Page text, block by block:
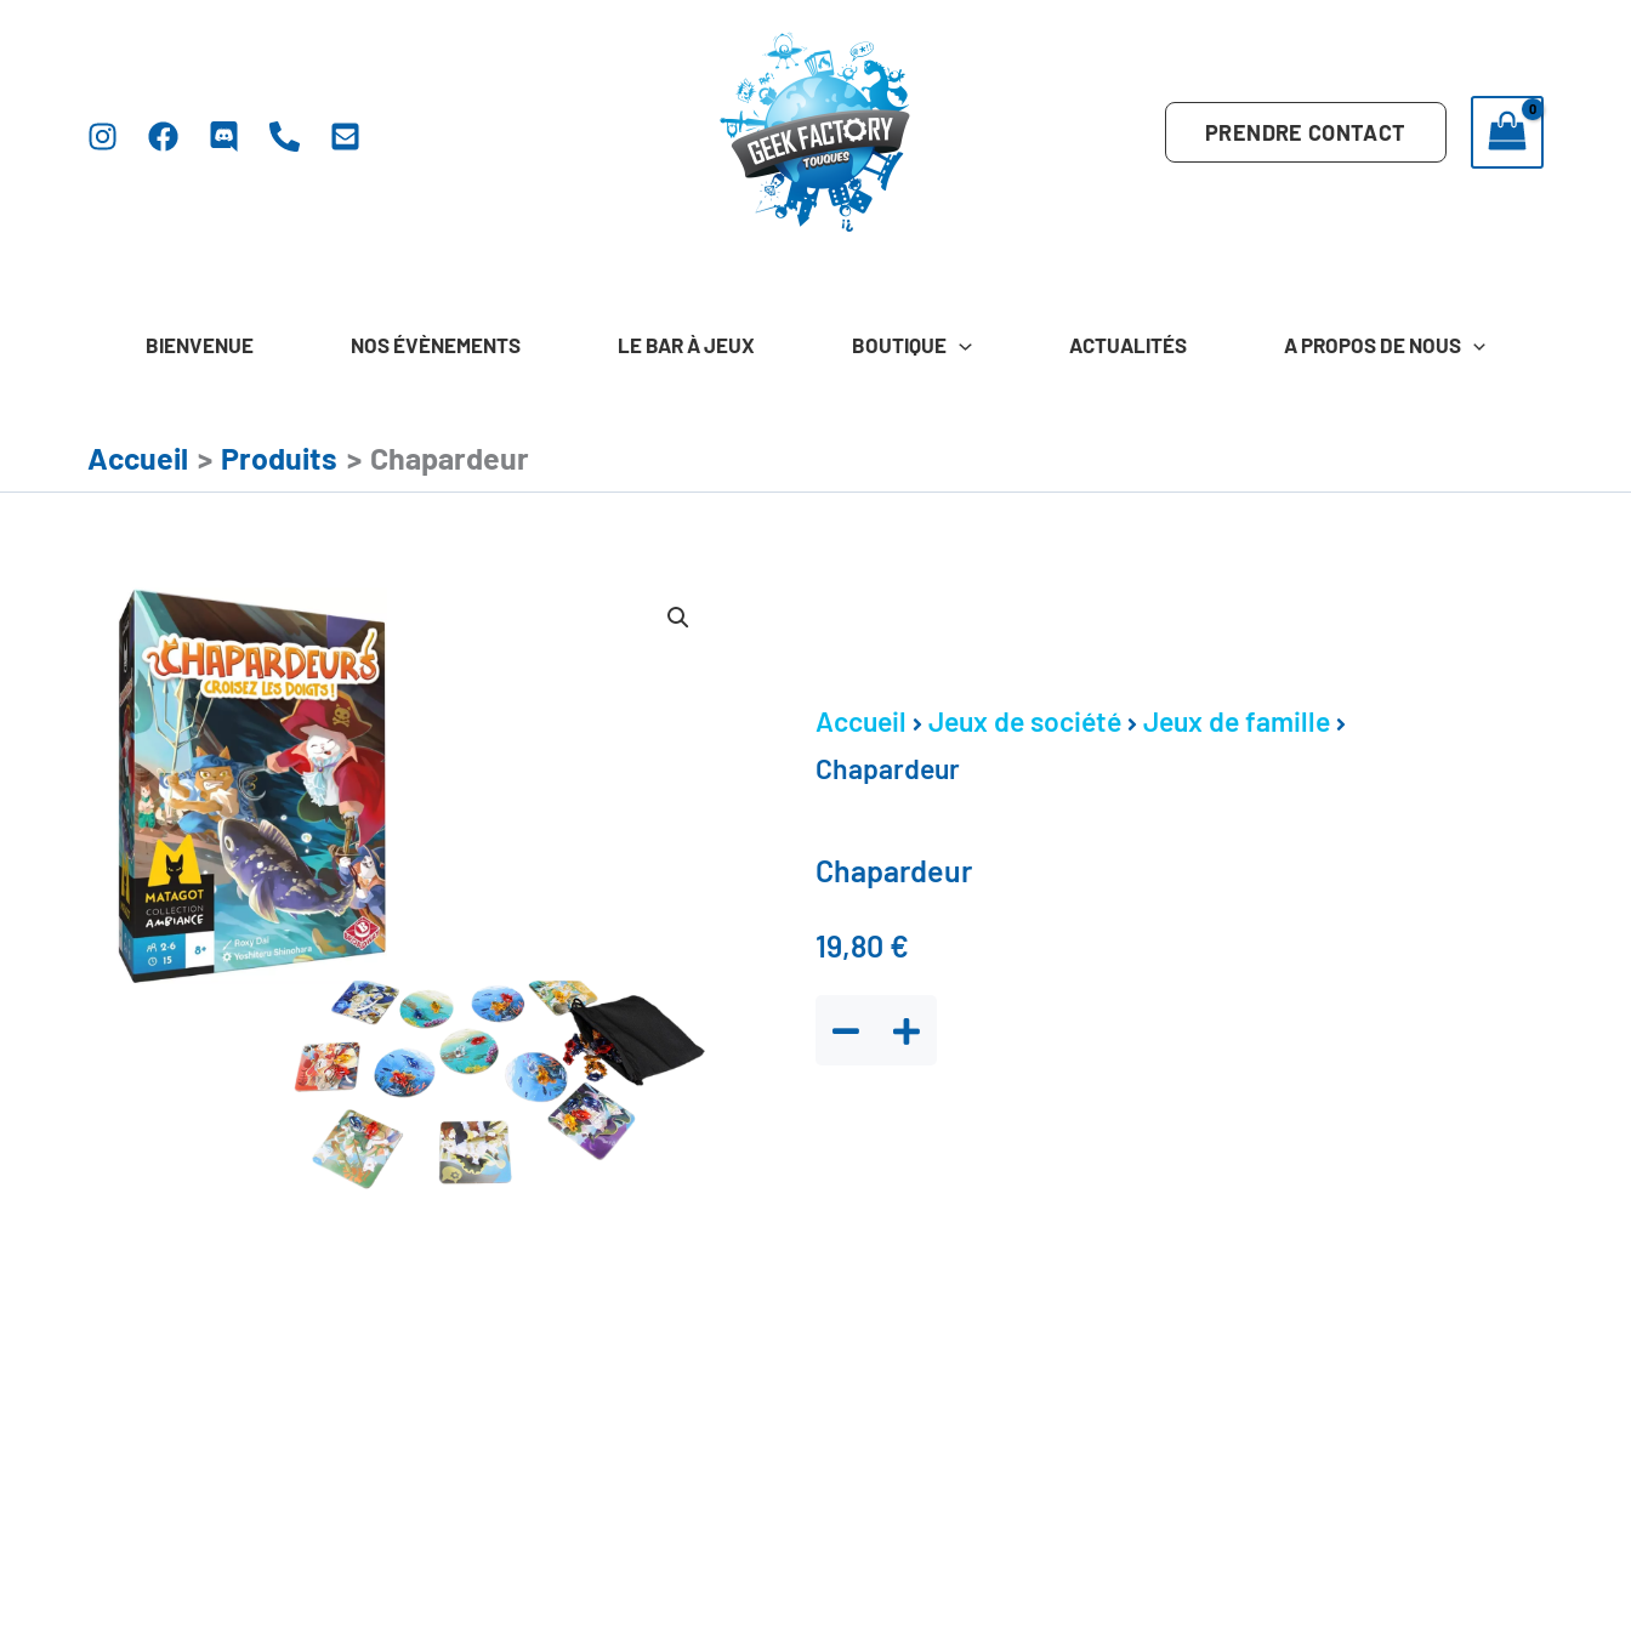
contenu
PRENDRE CONTACT
BIENVENUE NOS ÉVÈNEMENTS LE BAR À JEUX BOUTIQUE ACTUALITÉS A PROPOS DE NOUS
Accueil Produits Chapardeur
Accueil Jeux de société
Jeux de famille
Chapardeur
Chapardeur
19,80 €